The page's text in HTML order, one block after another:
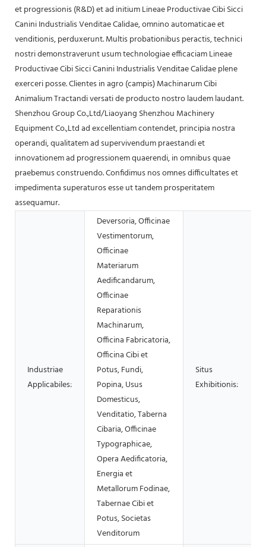
et progressionis (R&D) et ad initium Lineae Productivae Cibi Sicci
Canini Industrialis Venditae Calidae, omnino automaticae et
venditionis, perduxerunt. Multis probationibus peractis, technici
nostri demonstraverunt usum technologiae efficaciam Lineae
Productivae Cibi Sicci Canini Industrialis Venditae Calidae plene
exerceri posse. Clientes in agro (campis) Machinarum Cibi
Animalium Tractandi versati de producto nostro laudem laudant.
Shenzhou Group Co.,Ltd/Liaoyang Shenzhou Machinery
Equipment Co.,Ltd ad excellentiam contendet, principia nostra
operandi, qualitatem ad supervivendum praestandi et
innovationem ad progressionem quaerendi, in omnibus quae
praebemus construendo. Confidimus nos omnes difficultates et
impedimenta superaturos esse ut tandem prosperitatem
assequamur.
Industriae
Applicabiles:
Deversoria, Officinae
Vestimentorum,
Officinae
Materiarum
Aedificandarum,
Officinae
Reparationis
Machinarum,
Officina Fabricatoria,
Officina Cibi et
Potus, Fundi,
Popina, Usus
Domesticus,
Venditatio, Taberna
Cibaria, Officinae
Typographicae,
Opera Aedificatoria,
Energia et
Metallorum Fodinae,
Tabernae Cibi et
Potus, Societas
Venditorum
Situs
Exhibitionis: